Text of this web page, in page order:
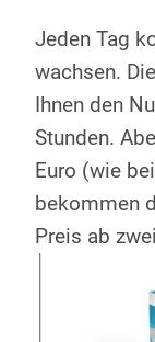
Jeden Tag
wachsen.
Ihnen den
Stunden.
Euro (wie
bekommen
Preis ab